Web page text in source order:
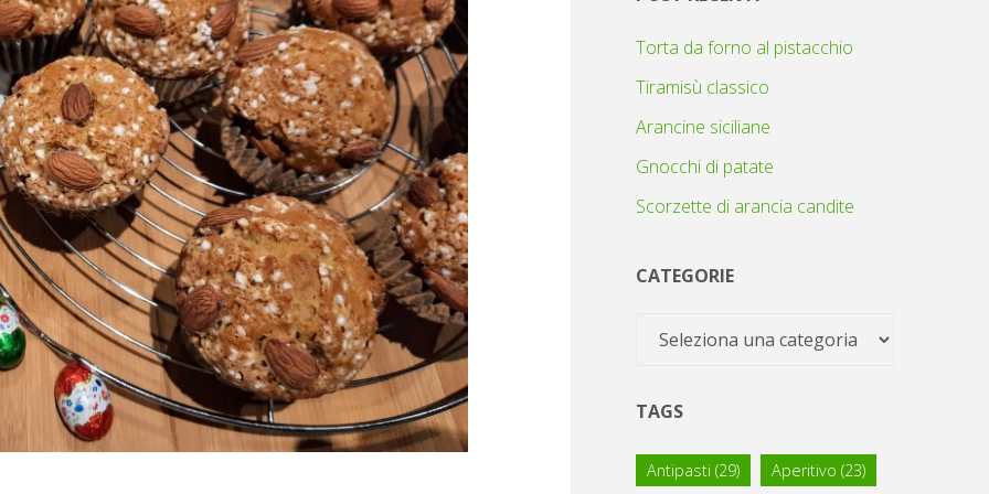
Torta da forno al pistacchio
Tiramisù classico
Arancine siciliane
Gnocchi di patate
Scorzette di arancia candite
CATEGORIE
Categorie
TAGS
Antipasti (29) Aperitivo (23)